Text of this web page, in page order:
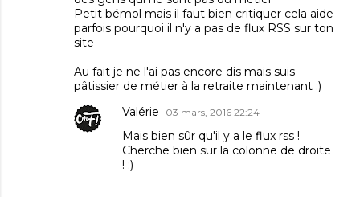
Petit bémol mais il faut bien critiquer cela aide
parfois pourquoi il n'y a pas de flux RSS sur ton
site
Au fait je ne l'ai pas encore dis mais suis
pâtissier de métier à la retraite maintenant :)
Valérie 03 mars, 2016 22:24
Mais bien sûr qu'il y a le flux rss !
Cherche bien sur la colonne de droite
! ;)